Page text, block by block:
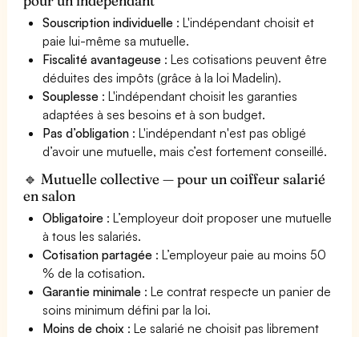
Souscription individuelle : L'indépendant choisit et
paie lui-même sa mutuelle.
Fiscalité avantageuse : Les cotisations peuvent être
déduites des impôts (grâce à la loi Madelin).
Souplesse : L'indépendant choisit les garanties
adaptées à ses besoins et à son budget.
Pas d’obligation : L'indépendant n'est pas obligé
d’avoir une mutuelle, mais c’est fortement conseillé.
🔹 Mutuelle collective — pour un coiffeur salarié
en salon
Obligatoire : L’employeur doit proposer une mutuelle
à tous les salariés.
Cotisation partagée : L’employeur paie au moins 50
% de la cotisation.
Garantie minimale : Le contrat respecte un panier de
soins minimum défini par la loi.
Moins de choix : Le salarié ne choisit pas librement